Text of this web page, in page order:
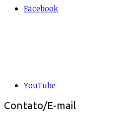
Facebook
YouTube
Contato/E-mail